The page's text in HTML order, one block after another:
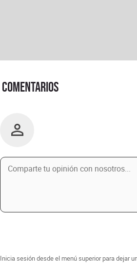
Comentarios
Inicia sesión desde el menú superior para dejar